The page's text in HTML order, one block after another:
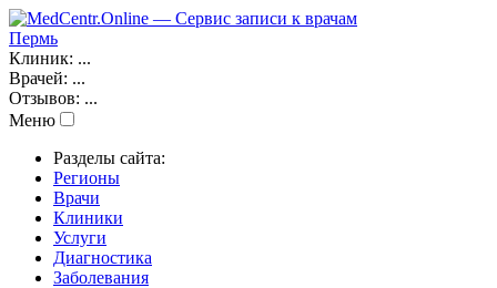
Пермь
Клиник: ...
Врачей: ...
Отзывов: ...
Меню
Разделы сайта:
Регионы
Врачи
Клиники
Услуги
Диагностика
Заболевания